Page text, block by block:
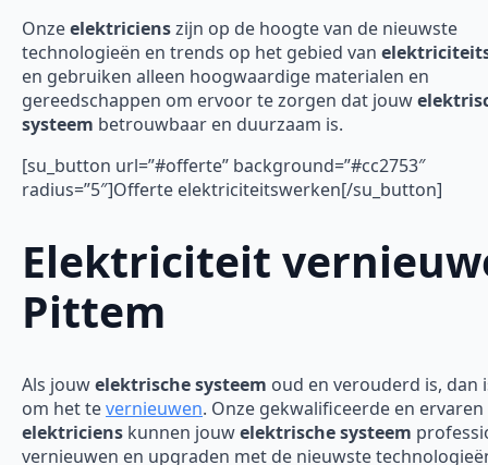
Onzeelektricienszijn op de hoogte van de nieuwste
technologieën en trends op het gebied van
en gebruiken alleen hoogwaardige materialen en
gereedschappen om ervoor te zorgen dat jouw
systeem betrouwbaar en duurzaam is.
[su_button url=”#offerte” background=”#cc2753″
radius=”5″]Offerte elektriciteitswerken[/su_button]
Elektriciteit
Pittem
Als jouwelektrische systeem oud en verouderd is, dan
om het tevernieuwen. Onze gekwalificeerde en ervaren
elektriciens kunnen jouwelektrische systeem
vernieuwen en upgraden met de nieuwste